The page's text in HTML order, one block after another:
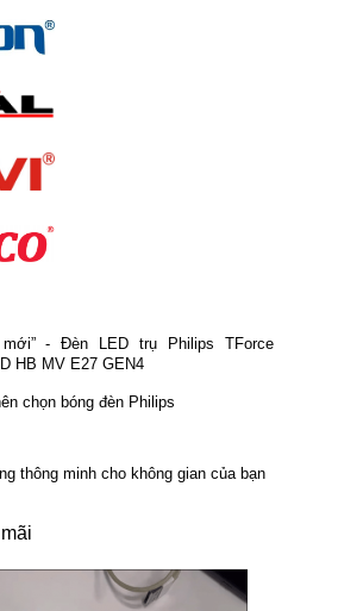
mới” - Đèn LED trụ Philips TForce
HB MV E27 GEN4
chọn bóng đèn Philips
thông minh cho không gian của bạn